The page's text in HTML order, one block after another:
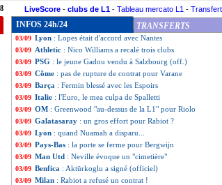
LiveScore - clubs de L1 - Tableau mercato L1 -
INFOS 24h/24 TRANSFERTS
03/09 Valence : Rafa Mir suspecté d'agression sexuelle
03/09 OM: Veretout, Lyon a agacé Longoria et Benatia
03/09 Lyon : Lopes était d'accord avec Nantes
03/09 Athletic : Nico Williams a recalé trois clubs
03/09 PSG : le jeune Gadou vendu à Salzbourg (off.)
03/09 Côme : pas de rupture de contrat pour Varane
03/09 Barça : Fermin blessé avec les Espoirs
03/09 Italie : l'Euro, le mea culpa de Spalletti
03/09 OM : Greenwood "au-dessus de la L1" pour Riolo
03/09 Galatasaray : un gros effort pour Rabiot ?
03/09 Lyon : quand Nuamah a disparu...
03/09 Pays-Bas : la porte se ferme pour Bergwijn
03/09 Man Utd : Neville évoque un "cimetière"
03/09 Benfica : Aktürkoglu a signé (officiel)
03/09 Milan : Rabiot a refusé un contrat !